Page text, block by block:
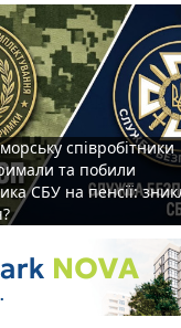
співробітники
та побили
СБУ на пенсії: